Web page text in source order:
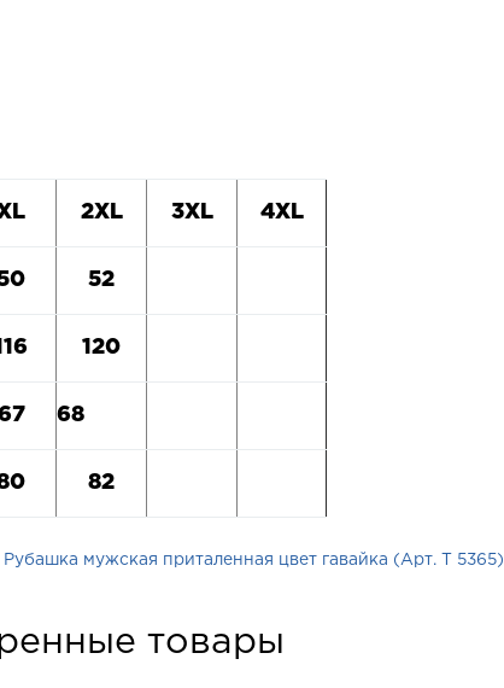
2XL 3XL 4XL
52
120
68
82
Рубашка мужская приталенная цвет гавайка (Арт. T 5365)
товары